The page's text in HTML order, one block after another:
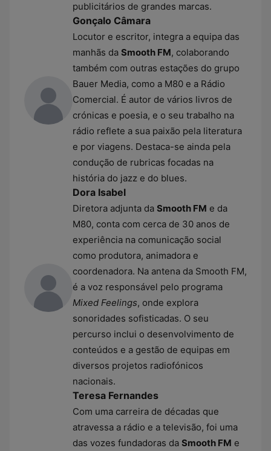
publicitários de grandes marcas.
Gonçalo Câmara
Locutor e escritor, integra a equipa das
manhãs da Smooth FM, colaborando
também com outras estações do grupo
Bauer Media, como a M80 e a Rádio
Comercial. É autor de vários livros de
crónicas e poesia, e o seu trabalho na
rádio reflete a sua paixão pela literatura
e por viagens. Destaca-se ainda pela
condução de rubricas focadas na
história do jazz e do blues.
Dora Isabel
Diretora adjunta da Smooth FM e da
M80, conta com cerca de 30 anos de
experiência na comunicação social
como produtora, animadora e
coordenadora. Na antena da Smooth FM,
é a voz responsável pelo programa
Mixed Feelings, onde explora
sonoridades sofisticadas. O seu
percurso inclui o desenvolvimento de
conteúdos e a gestão de equipas em
diversos projetos radiofónicos
nacionais.
Teresa Fernandes
Com uma carreira de décadas que
atravessa a rádio e a televisão, foi uma
das vozes fundadoras da Smooth FM e